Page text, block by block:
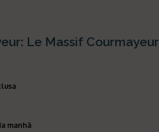
Le Massif Courmayeur
manhã